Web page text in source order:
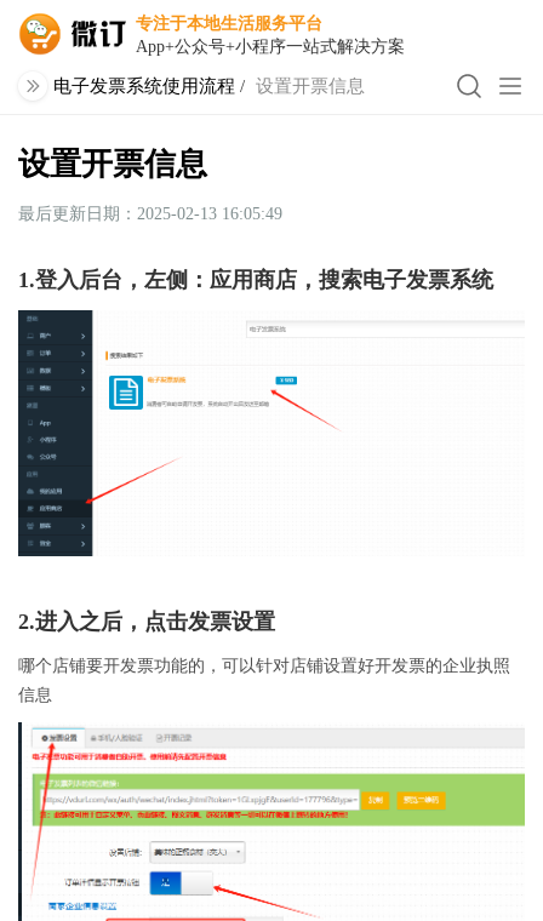
专注于本地生活服务平台
App+公众号+小程序一站式解决方案
电子发票系统使用流程 / 设置开票信息
设置开票信息
最后更新日期：2025-02-13 16:05:49
1.登入后台，左侧：应用商店，搜索电子发票系统
2.进入之后，点击发票设置
哪个店铺要开发票功能的，可以针对店铺设置好开发票的企业执照
信息